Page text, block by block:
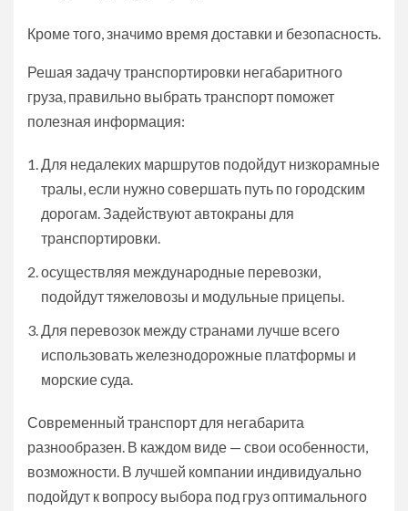
Кроме того, значимо время доставки и безопасность.
Решая задачу транспортировки негабаритного
груза, правильно выбрать транспорт поможет
полезная информация:
Для недалеких маршрутов подойдут низкорамные
тралы, если нужно совершать путь по городским
дорогам. Задействуют автокраны для
транспортировки.
осуществляя международные перевозки,
подойдут тяжеловозы и модульные прицепы.
Для перевозок между странами лучше всего
использовать железнодорожные платформы и
морские суда.
Современный транспорт для негабарита
разнообразен. В каждом виде — свои особенности,
возможности. В лучшей компании индивидуально
подойдут к вопросу выбора под груз оптимального